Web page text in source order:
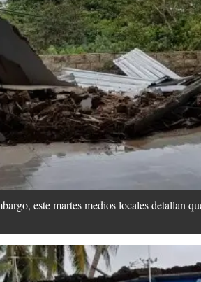
este martes medios locales detallan